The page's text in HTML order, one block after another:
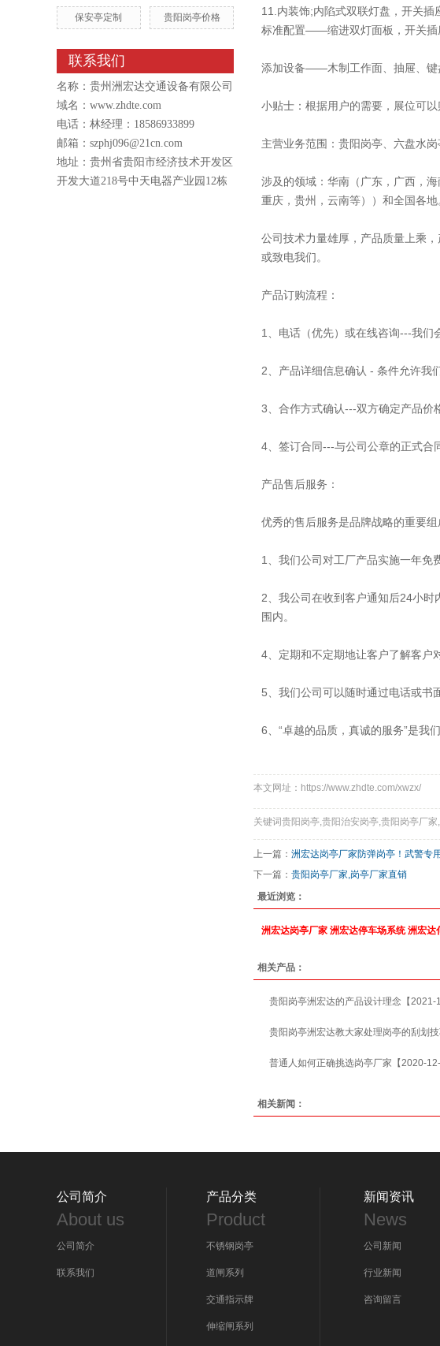
保安亭定制 贵阳岗亭价格
联系我们
名称：贵州洲宏达交通设备有限公司
域名： www.zhdte.com
电话：林经理：18586933899
邮箱：szphj096@21cn.com
地址：贵州省贵阳市经济技术开发区
开发大道218号中天电器产业园12栋
11.内装饰;内陷式双联灯盘，开关插
标准配置——缩进双灯面板，开关插
添加设备——木制工作面、抽屉、键
小贴士：根据用户的需要，展位可以
主营业务范围：贵阳岗亭、六盘水
涉及的领域：华南（广东，广西，
重庆，贵州，云南等））和全国各地
公司技术力量雄厚，产品质量上乘
或致电我们。
产品订购流程：
1、电话（优先）或在线咨询---我们
2、产品详细信息确认 - 条件允许我
3、合作方式确认---双方确定产品价
4、签订合同---与公司公章的正式合
产品售后服务：
优秀的售后服务是品牌战略的重要
1、我们公司对工厂产品实施一年免
2、我公司在收到客户通知后24小
围内。
4、定期和不定期地让客户了解客户
5、我们公司可以随时通过电话或书
6、“卓越的品质，真诚的服务”是我
本文网址：https://www.zhdte.com/xwzx/
关键词贵阳岗亭,贵阳治安岗亭,贵阳岗亭厂家
上一篇： 洲宏达岗亭厂家防弹岗亭！武警专
下一篇： 贵阳岗亭厂家,岗亭厂家直销
最近浏览：
洲宏达岗亭厂家 洲宏达停车场系统 洲宏达
相关产品：
贵阳岗亭洲宏达的产品设计理念 【
贵阳岗亭洲宏达教大家处理岗亭的刮划
普通人如何正确挑选岗亭厂家 【2020-
相关新闻：
公司简介
About us
公司简介
联系我们
产品分类
Product
不锈钢岗亭
道闸系列
交通指示牌
伸缩闸系列
新闻资讯
News
公司新闻
行业新闻
咨询留言